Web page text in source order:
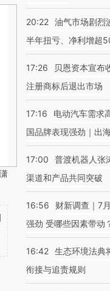
20:22 油气市场剧烈
半年扭亏、净利增超
17:26
贝恩资本宣布
注册商标后退出市场
17:16
电动汽车需求
国品牌表现强劲｜出
17:00
普渡机器人张
渠道和产品共同突破
16:56
财新调查｜7
强劲 受哪些因素带动
16:42 生态环境法典
衔接与追责规则